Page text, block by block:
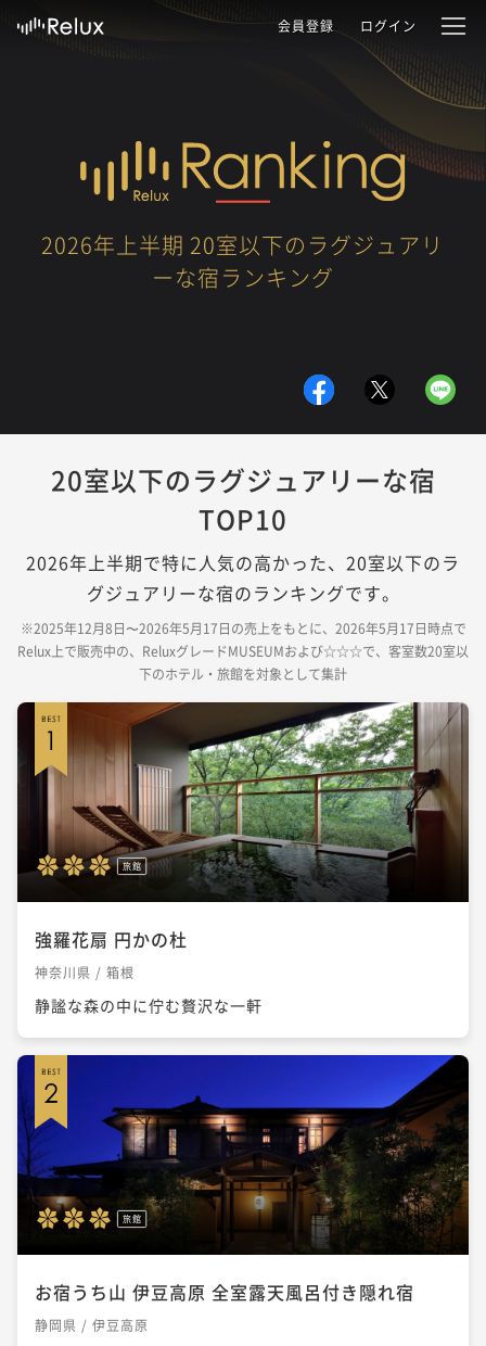
会員登録 ログイン
2026年上半期 20室以下のラグジュアリ
ーな宿ランキング
20室以下のラグジュアリーな宿
TOP10
2026年上半期で特に人気の高かった、20室以下のラ
グジュアリーな宿のランキングです。
※2025年12月8日〜2026年5月17日の売上をもとに、2026年5月17日時点で
Relux上で販売中の、ReluxグレードMUSEUMおよび☆☆☆で、客室数20室以
下のホテル・旅館を対象として集計
旅館
強羅花扇 円かの杜
神奈川県 / 箱根
静謐な森の中に佇む贅沢な一軒
旅館
お宿うち山 伊豆高原 全室露天風呂付き隠れ宿
静岡県 / 伊豆高原